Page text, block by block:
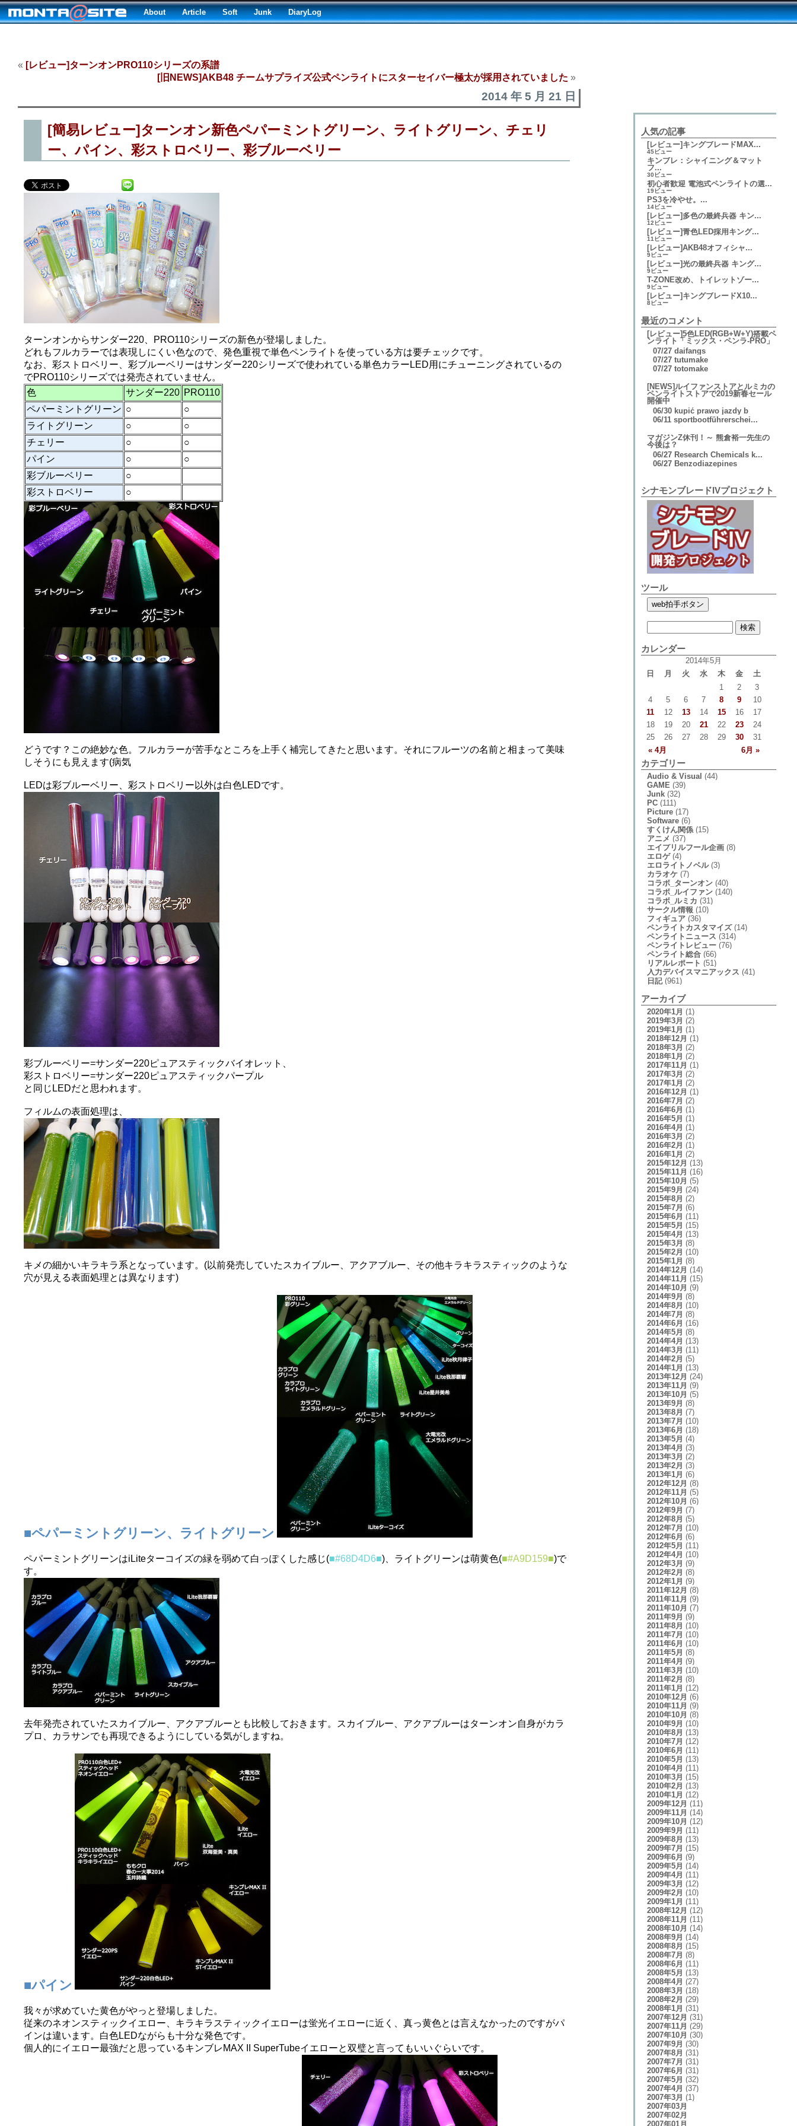
About Article Soft Junk DiaryLog
« [レビュー]ターンオンPRO110シリーズの系譜
[旧NEWS]AKB48 チームサプライズ公式ペンライトにスターセイバー極太が採用されていました »
2014 年 5 月 21 日
[簡易レビュー]ターンオン新色ペパーミントグリーン、ライトグリーン、チェリ
ー、パイン、彩ストロベリー、彩ブルーベリー
ターンオンからサンダー220、PRO110シリーズの新色が登場しました。
どれもフルカラーでは表現しにくい色なので、発色重視で単色ペンライトを使っている方は要チェックです。
なお、彩ストロベリー、彩ブルーベリーはサンダー220シリーズで使われている単色カラーLED用にチューニングされているの
でPRO110シリーズでは発売されていません。
色
サンダー220 PRO110
ペパーミントグリーン ○
○
ライトグリーン
○
○
チェリー
○
○
パイン
○
○
彩ブルーベリー
○
彩ストロベリー
○
どうです？この絶妙な色。フルカラーが苦手なところを上手く補完してきたと思います。それにフルーツの名前と相まって美味
しそうにも見えます(病気
LEDは彩ブルーベリー、彩ストロベリー以外は白色LEDです。
彩ブルーベリー=サンダー220ピュアスティックバイオレット、
彩ストロベリー=サンダー220ピュアスティックパープル
と同じLEDだと思われます。
フィルムの表面処理は、
キメの細かいキラキラ系となっています。(以前発売していたスカイブルー、アクアブルー、その他キラキラスティックのような
穴が見える表面処理とは異なります)
■ペパーミントグリーン、ライトグリーン
ペパーミントグリーンはiLiteターコイズの緑を弱めて白っぽくした感じ(■#68D4D6■)、ライトグリーンは萌黄色(■#A9D159■)で
す。
去年発売されていたスカイブルー、アクアブルーとも比較しておきます。スカイブルー、アクアブルーはターンオン自身がカラ
プロ、カラサンでも再現できるようにしている気がしますね。
■パイン
我々が求めていた黄色がやっと登場しました。
従来のネオンスティックイエロー、キラキラスティックイエローは蛍光イエローに近く、真っ黄色とは言えなかったのですがパ
インは違います。白色LEDながらも十分な発色です。
個人的にイエロー最強だと思っているキンブレMAX II SuperTubeイエローと双璧と言ってもいいぐらいです。
人気の記事
[レビュー]キングブレードMAX...
45ビュー
キンブレ：シャイニング＆マット
フ...
30ビュー
初心者歓迎 電池式ペンライトの選...
19ビュー
PS3を冷やせ。...
14ビュー
[レビュー]多色の最終兵器 キン...
12ビュー
[レビュー]青色LED採用キング...
11ビュー
[レビュー]AKB48オフィシャ...
9ビュー
[レビュー]光の最終兵器 キング...
9ビュー
T-ZONE改め、トイレットゾー...
9ビュー
[レビュー]キングブレードX10...
8ビュー
最近のコメント
[レビュー]5色LED(RGB+W+Y)搭載ペ
ンライト「ミックス・ペンラ-PRO」
07/27 daifangs
07/27 tutumake
07/27 totomake
[NEWS]ルイファンストアとルミカの
ペンライトストアで2019新春セール
開催中
06/30 kupić prawo jazdy b
06/11 sportbootführerschei...
マガジンZ休刊！～ 熊倉裕一先生の
今後は？
06/27 Research Chemicals k...
06/27 Benzodiazepines
シナモンブレードIVプロジェクト
ツール
カレンダー
2014年5月
日
月 火 水 木 金 土
« 4月 6月 »
1 2
3
4
5 6 7 8 9
10
11
12 13 14 15 16
17
18
19 20 21 22 23
24
25
26 27 28 29 30 31
カテゴリー
Audio & Visual (44)
GAME (39)
Junk(32)
PC(111)
Picture(17)
Software(6)
すくけん関係(15)
アニメ (37)
エイプリルフール企画(8)
エロゲ(4)
エロライトノベル(3)
カラオケ(7)
コラボ_ターンオン(40)
コラボ_ルイファン(140)
コラボ_ルミカ (31)
サークル情報 (10)
フィギュア(36)
ペンライトカスタマイズ(14)
ペンライトニュース (314)
ペンライトレビュー(76)
ペンライト総合(66)
リアルレポート (51)
入力デバイスマニアックス (41)
日記(961)
アーカイブ
2020年1月 (1)
2019年3月 (2)
2019年1月 (1)
2018年12月 (1)
2018年3月 (2)
2018年1月 (2)
2017年11月 (1)
2017年3月 (2)
2017年1月 (2)
2016年12月 (1)
2016年7月 (2)
2016年6月 (1)
2016年5月 (1)
2016年4月 (1)
2016年3月 (2)
2016年2月 (1)
2016年1月 (2)
2015年12月 (13)
2015年11月 (16)
2015年10月 (5)
2015年9月 (24)
2015年8月 (2)
2015年7月 (6)
2015年6月 (11)
2015年5月 (15)
2015年4月 (13)
2015年3月 (8)
2015年2月 (10)
2015年1月 (8)
2014年12月 (14)
2014年11月 (15)
2014年10月 (9)
2014年9月 (8)
2014年8月 (10)
2014年7月 (8)
2014年6月 (16)
2014年5月 (8)
2014年4月 (13)
2014年3月 (11)
2014年2月 (5)
2014年1月 (13)
2013年12月 (24)
2013年11月 (9)
2013年10月 (5)
2013年9月 (8)
2013年8月 (7)
2013年7月 (10)
2013年6月 (18)
2013年5月 (4)
2013年4月 (3)
2013年3月 (2)
2013年2月 (3)
2013年1月 (6)
2012年12月 (8)
2012年11月 (5)
2012年10月 (6)
2012年9月 (7)
2012年8月 (5)
2012年7月 (10)
2012年6月 (6)
2012年5月 (11)
2012年4月 (10)
2012年3月 (9)
2012年2月 (8)
2012年1月 (9)
2011年12月 (8)
2011年11月 (9)
2011年10月 (7)
2011年9月 (9)
2011年8月 (10)
2011年7月 (10)
2011年6月 (10)
2011年5月 (8)
2011年4月 (9)
2011年3月 (10)
2011年2月 (8)
2011年1月 (12)
2010年12月 (6)
2010年11月 (9)
2010年10月 (8)
2010年9月 (10)
2010年8月 (13)
2010年7月 (12)
2010年6月 (11)
2010年5月 (13)
2010年4月 (11)
2010年3月 (15)
2010年2月 (13)
2010年1月 (12)
2009年12月 (11)
2009年11月 (14)
2009年10月 (12)
2009年9月 (11)
2009年8月 (13)
2009年7月 (15)
2009年6月 (9)
2009年5月 (14)
2009年4月 (11)
2009年3月 (12)
2009年2月 (10)
2009年1月 (11)
2008年12月 (12)
2008年11月 (11)
2008年10月 (14)
2008年9月 (14)
2008年8月 (15)
2008年7月 (8)
2008年6月 (11)
2008年5月 (13)
2008年4月 (27)
2008年3月 (18)
2008年2月 (29)
2008年1月 (31)
2007年12月 (31)
2007年11月 (29)
2007年10月 (30)
2007年9月 (30)
2007年8月 (31)
2007年7月 (31)
2007年6月 (31)
2007年5月 (32)
2007年4月 (37)
2007年3月 (1)
2007年03月
2007年02月
2007年01月